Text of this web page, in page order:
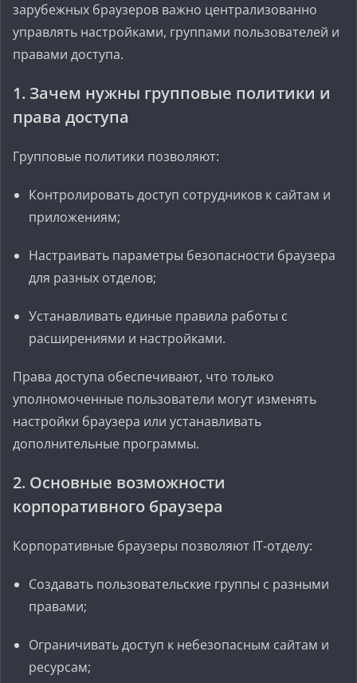
зарубежных браузеров важно централизованно
управлять настройками, группами пользователей и
правами доступа.
1. Зачем нужны групповые политики и
права доступа
Групповые политики позволяют:
Контролировать доступ сотрудников к сайтам и
приложениям;
Настраивать параметры безопасности браузера
для разных отделов;
Устанавливать единые правила работы с
расширениями и настройками.
Права доступа обеспечивают, что только
уполномоченные пользователи могут изменять
настройки браузера или устанавливать
дополнительные программы.
2. Основные возможности
корпоративного браузера
Корпоративные браузеры позволяют IT‑отделу:
Создавать пользовательские группы с разными
правами;
Ограничивать доступ к небезопасным сайтам и
ресурсам;